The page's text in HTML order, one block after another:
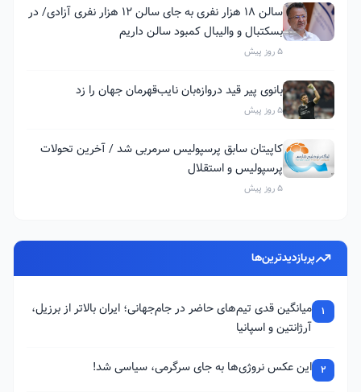
سالن ۱۸ هزار نفری به جای سالن ۱۲ هزار نفری آزادی/ در
بسکتبال و والیبال کمبود سالن داریم
5 روز پیش
بانوی پیر قید دروازه‌بان نایب‌قهرمان جهان را زد
5 روز پیش
کاپیتان سابق پرسپولیس سرمربی شد / آخرین تحولات
پرسپولیس و استقلال
5 روز پیش
پربازدیدترین‌ها
1
میانگین قدی تیم‌های حاضر در جام‌جهانی؛ ایران بالاتر از برزیل،
آرژانتین و اسپانیا
2 این عکس نروژی‌ها به جای سرگرمی، سیاسی شد!